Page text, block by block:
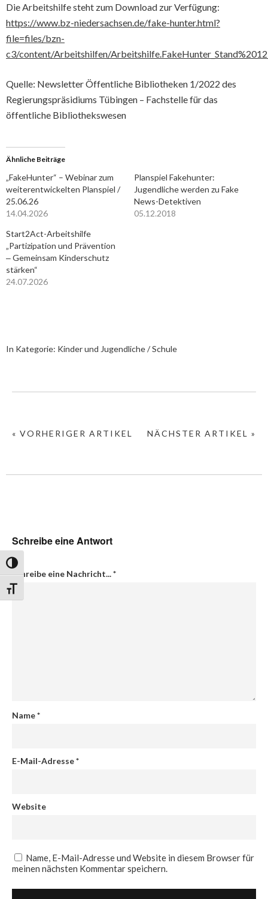
Umschalten auf hohe Kontraste
Schrift vergrößern
Die Arbeitshilfe steht zum Download zur Verfügung:
https://www.bz-niedersachsen.de/fake-hunter.html?
file=files/bzn-
c3/content/Arbeitshilfen/
Quelle: Newsletter Öffentliche Bibliotheken 1/2022 des
Regierungspräsidiums Tübingen – Fachstelle für das
öffentliche Bibliothekswesen
Ähnliche Beiträge
„FakeHunter“ – Webinar zum
weiterentwickelten Planspiel /
25.06.26
14.04.2026
Planspiel Fakehunter:
Jugendliche werden zu Fake
News-Detektiven
05.12.2018
Start2Act-Arbeitshilfe
„Partizipation und Prävention
‒ Gemeinsam Kinderschutz
stärken“
24.07.2026
In Kategorie: Kinder und Jugendliche / Schule
NÄCHSTER ARTIKEL »
« VORHERIGER ARTIKEL
Schreibe eine Antwort
Schreibe eine Nachricht...*
Name*
E-Mail-Adresse*
Website
Name, E-Mail-Adresse und Website in diesem Browser für
meinen nächsten Kommentar speichern.